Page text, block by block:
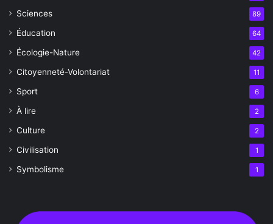
Sciences 89
Éducation 64
Écologie-Nature 42
Citoyenneté-Volontariat 11
Sport 6
À lire 2
Culture 2
Civilisation 1
Symbolisme 1